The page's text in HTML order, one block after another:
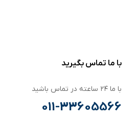
با ما تماس بگیرید
با ما ۲۴ ساعته در تماس باشید
011-33605566